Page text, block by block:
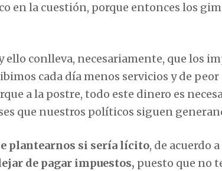
en la cuestión, porque entonces los
ello conlleva, necesariamente, que los
cada día menos servicios y de
a la postre, todo este dinero es
que nuestros políticos siguen
plantearnos si sería lícito, de acuerdo
de pagar impuestos, puesto que no